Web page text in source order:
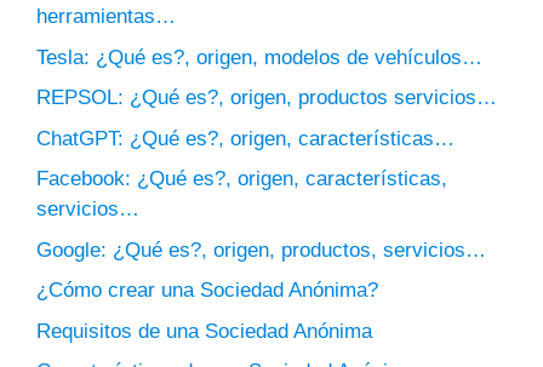
herramientas…
Tesla: ¿Qué es?, origen, modelos de vehículos…
REPSOL: ¿Qué es?, origen, productos servicios…
ChatGPT: ¿Qué es?, origen, características…
Facebook: ¿Qué es?, origen, características,
servicios…
Google: ¿Qué es?, origen, productos, servicios…
¿Cómo crear una Sociedad Anónima?
Requisitos de una Sociedad Anónima